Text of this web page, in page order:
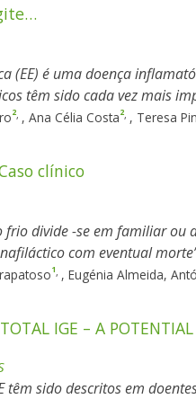
(EE) é uma doença
têm sido cada vez mais
2, , Ana Célia Costa2, , Teresa
clínico
frio divide -se em familiar
com eventual morte
1, , Eugénia Almeida,
IGE – A
têm sido descritos em